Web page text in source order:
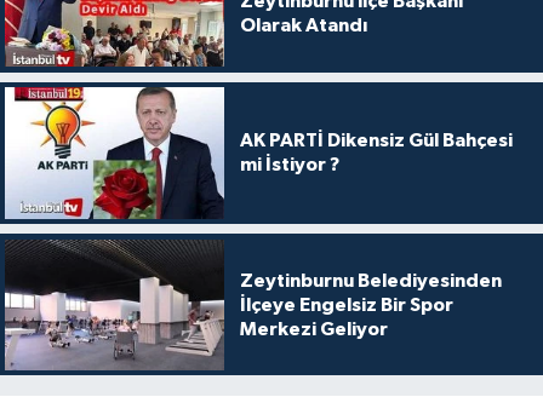
Olarak Atandı
AK PARTİ Dikensiz Gül Bahçesi
mi İstiyor ?
Zeytinburnu Belediyesinden
İlçeye Engelsiz Bir Spor
Merkezi Geliyor